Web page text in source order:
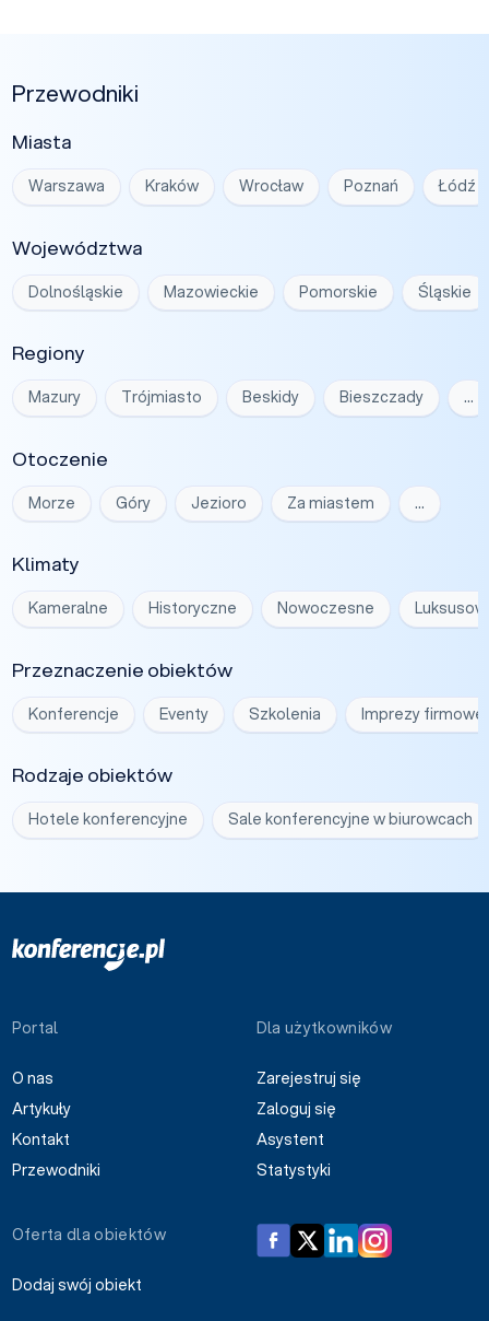
Przewodniki
Miasta
Warszawa Kraków Wrocław Poznań Łódź
Województwa
Dolnośląskie Mazowieckie Pomorskie Śląskie
Regiony
Mazury Trójmiasto Beskidy Bieszczady …
Otoczenie
Morze Góry Jezioro Za miastem …
Klimaty
Kameralne Historyczne Nowoczesne
Przeznaczenie obiektów
Konferencje Eventy Szkolenia Imprezy firmowe
Rodzaje obiektów
Hotele konferencyjne Sale konferencyjne w biurowcach
Portal
O nas
Artykuły
Kontakt
Przewodniki
Dla użytkowników
Zarejestruj się
Zaloguj się
Asystent
Statystyki
Oferta dla obiektów
Dodaj swój obiekt